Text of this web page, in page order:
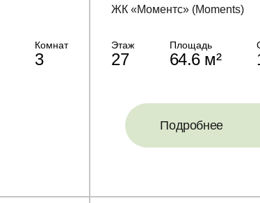
Комнат
3
ЖК «Моментс» (Moments)
Этаж
27
Площадь
64.6 м²
Подробнее